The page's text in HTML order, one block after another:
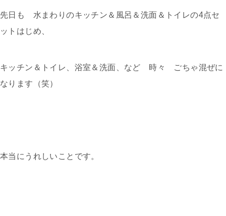
先日も 水まわりのキッチン＆風呂＆洗面＆トイレの4点セ
ットはじめ、
キッチン＆トイレ、浴室＆洗面、など 時々 ごちゃ混ぜに
なります（笑）
本当にうれしいことです。